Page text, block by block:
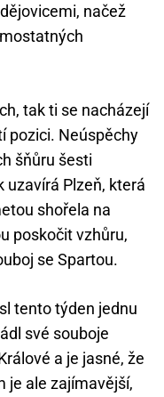
načež
tak ti se nacházejí
pozici. Neúspěchy
šňůru šesti
uzavírá Plzeň, která
shořela na
poskočit vzhůru,
se Spartou.
tento týden jednu
své souboje
a je jasné, že
je ale zajímavější,